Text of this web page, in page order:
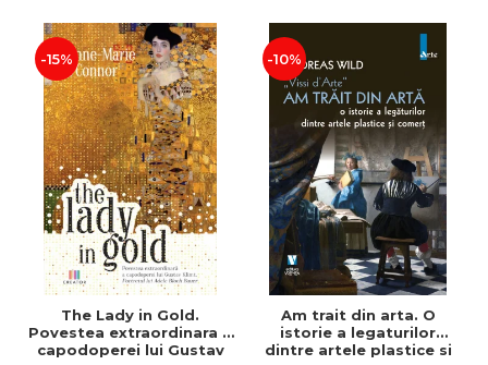
-15%
The Lady in Gold.
Povestea extraordinara a
capodoperei lui Gustav
-10%
Am trait din arta. O
istorie a legaturilor
dintre artele plastice si